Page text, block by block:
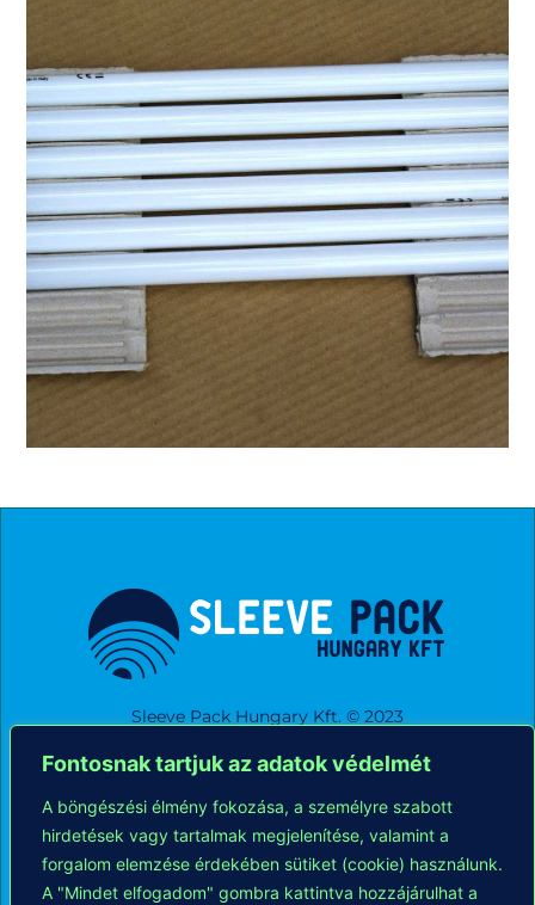
Fontosnak tartjuk az adatok védelmét
A böngészési élmény fokozása, a személyre szabott
hirdetések vagy tartalmak megjelenítése, valamint a
forgalom elemzése érdekében sütiket (cookie) használunk.
A "Mindet elfogadom" gombra kattintva hozzájárulhat a
Sleeve Pack Hungary Kft. © 2023
Elérhetőségek
6000 Kecskemét, Wéber Ede utca 10/A.
Tel.: +36 76 506 267